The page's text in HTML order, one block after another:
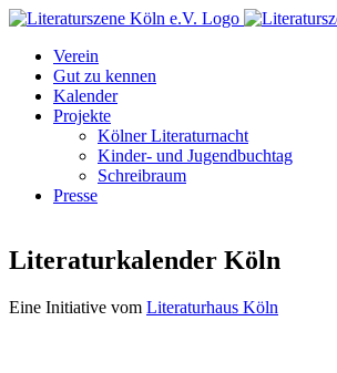
Zum
springen
Facebook
Instagram
E-
Verein
Gut zu kennen
Kalender
Projekte
Kölner Literaturnacht
Kinder- und Jugendbuchtag
Schreibraum
Presse
Literaturkalender Köln
Eine Initiative vom Literaturhaus Köln